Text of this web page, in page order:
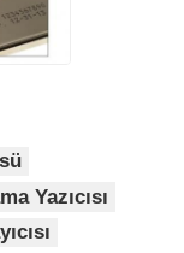
Yazıcısı